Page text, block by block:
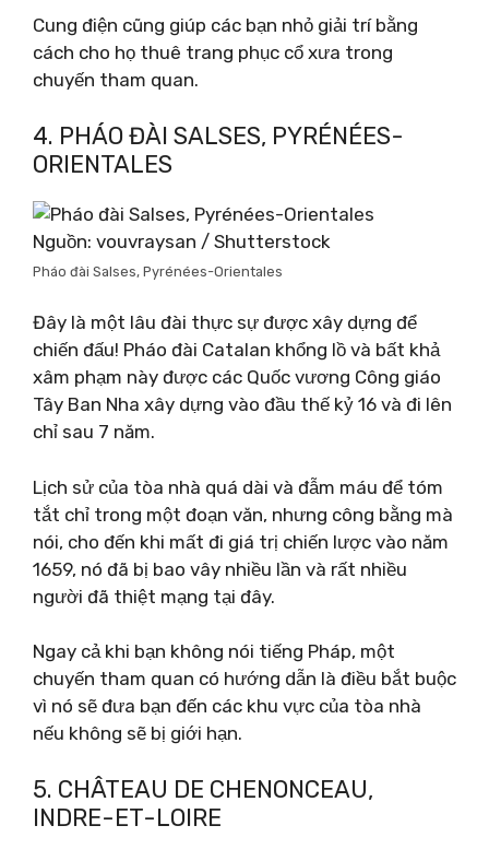
Cung điện cũng giúp các bạn nhỏ giải trí bằng
cách cho họ thuê trang phục cổ xưa trong
chuyến tham quan.
4. PHÁO ĐÀI SALSES, PYRÉNÉES-
ORIENTALES
Nguồn: vouvraysan / Shutterstock
Pháo đài Salses, Pyrénées-Orientales
Đây là một lâu đài thực sự được xây dựng để
chiến đấu! Pháo đài Catalan khổng lồ và bất khả
xâm phạm này được các Quốc vương Công giáo
Tây Ban Nha xây dựng vào đầu thế kỷ 16 và đi lên
chỉ sau 7 năm.
Lịch sử của tòa nhà quá dài và đẫm máu để tóm
tắt chỉ trong một đoạn văn, nhưng công bằng mà
nói, cho đến khi mất đi giá trị chiến lược vào năm
1659, nó đã bị bao vây nhiều lần và rất nhiều
người đã thiệt mạng tại đây.
Ngay cả khi bạn không nói tiếng Pháp, một
chuyến tham quan có hướng dẫn là điều bắt buộc
vì nó sẽ đưa bạn đến các khu vực của tòa nhà
nếu không sẽ bị giới hạn.
5. CHÂTEAU DE CHENONCEAU,
INDRE-ET-LOIRE